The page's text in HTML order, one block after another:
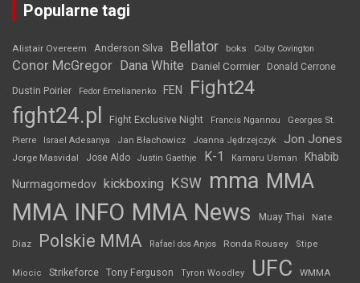
Popularne tagi
Alistair Overeem Anderson Silva Bellator boks Colby Covington
Conor McGregor Dana White Daniel Cormier Donald Cerrone
Dustin Poirier Fedor Emelianenko FEN Fight24
fight24.pl Fight Exclusive Night Francis Ngannou
Georges St.
Pierre
Israel Adesanya Jan Błachowicz Joanna Jędrzejczyk Jon Jones
Jorge Masvidal Jose Aldo Justin Gaethje K-1 Kamaru Usman Khabib
Nurmagomedov kickboxing KSW mma MMA
MMA INFO MMA News Muay Thai Nate
Diaz Polskie MMA Rafael dos Anjos Ronda Rousey Stipe
Miocic Strikeforce Tony Ferguson Tyron Woodley UFC WMMA